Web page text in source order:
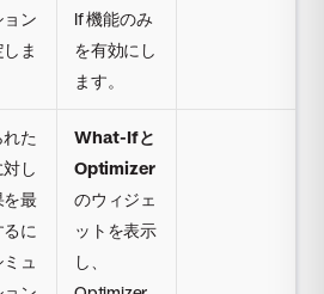
ョン
ま
If 機能のみ
を有効にし
ます。
た
し
を最
に
ュ
What-Ifと
Optimizer
のウィジェ
ットを表示
し、